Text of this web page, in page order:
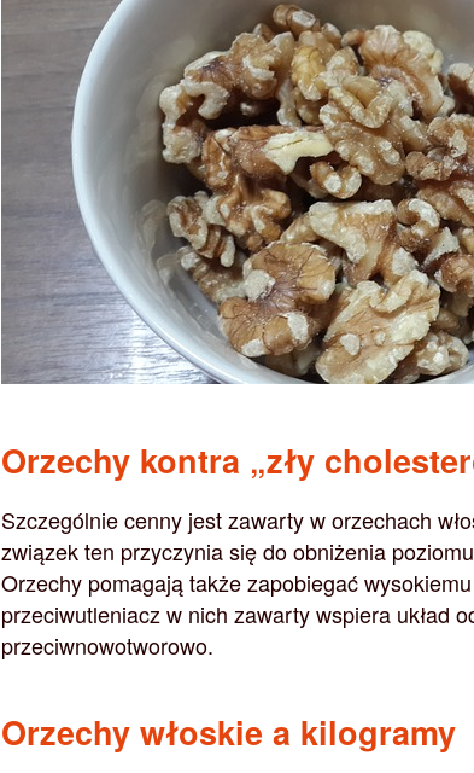
Orzechy kontra „zły
Szczególnie cenny jest zawarty w orzechach
związek ten przyczynia się do obniżenia
Orzechy pomagają także zapobiegać
przeciwutleniacz w nich zawarty wspiera układ
przeciwnowotworowo.
Orzechy włoskie a kilogramy